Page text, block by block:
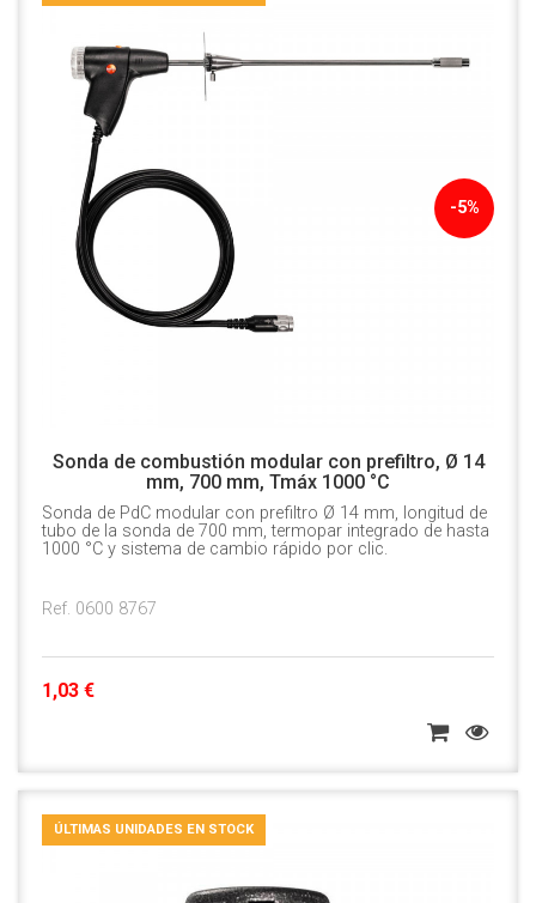
-5%
Sonda de combustión modular con prefiltro, Ø 14
mm, 700 mm, Tmáx 1000 °C
Sonda de PdC modular con prefiltro Ø 14 mm, longitud de
tubo de la sonda de 700 mm, termopar integrado de hasta
1000 °C y sistema de cambio rápido por clic.
Ref. 0600 8767
1,03 €
ÚLTIMAS UNIDADES EN STOCK